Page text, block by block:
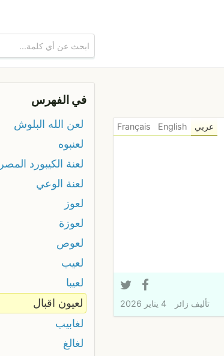
عربي English
Français
تأليف زائر 4 يناير 2026
في الفهرس
لعن الله البلوش
لعنبوه
لعنة الكيبورد
لعنة الوعي
لعوز
لعوزة
لعوص
لعيب
لعيبا
لعيون اقبال
لغابيب
لغالغ